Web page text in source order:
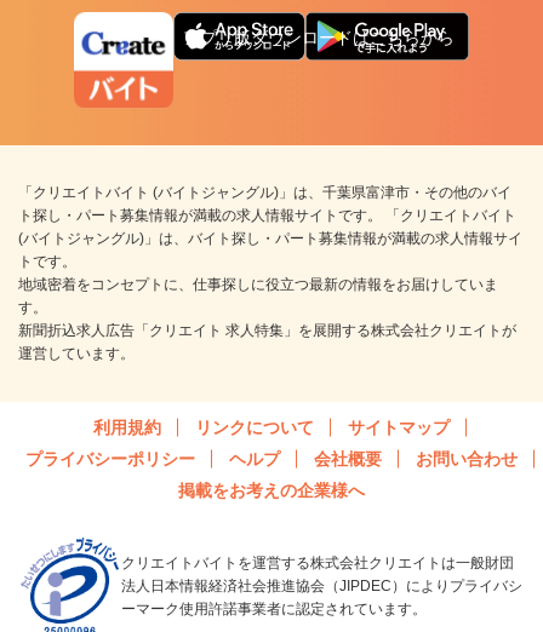
アプリ版ダウンロードはこちらから
「クリエイトバイト (バイトジャングル)」は、千葉県富津市・その他のバイ
ト探し・パート募集情報が満載の求人情報サイトです。 「クリエイトバイト
(バイトジャングル)」は、バイト探し・パート募集情報が満載の求人情報サイ
トです。
地域密着をコンセプトに、仕事探しに役立つ最新の情報をお届けしていま
す。
新聞折込求人広告「クリエイト 求人特集」を展開する株式会社クリエイトが
運営しています。
利用規約 リンクについて
サイトマップ
プライバシーポリシー
ヘルプ 会社概要
お問い合わせ
掲載をお考えの企業様へ
クリエイトバイトを運営する株式会社クリエイトは一般財団
法人日本情報経済社会推進協会（JIPDEC）によりプライバシ
ーマーク使用許諾事業者に認定されています。